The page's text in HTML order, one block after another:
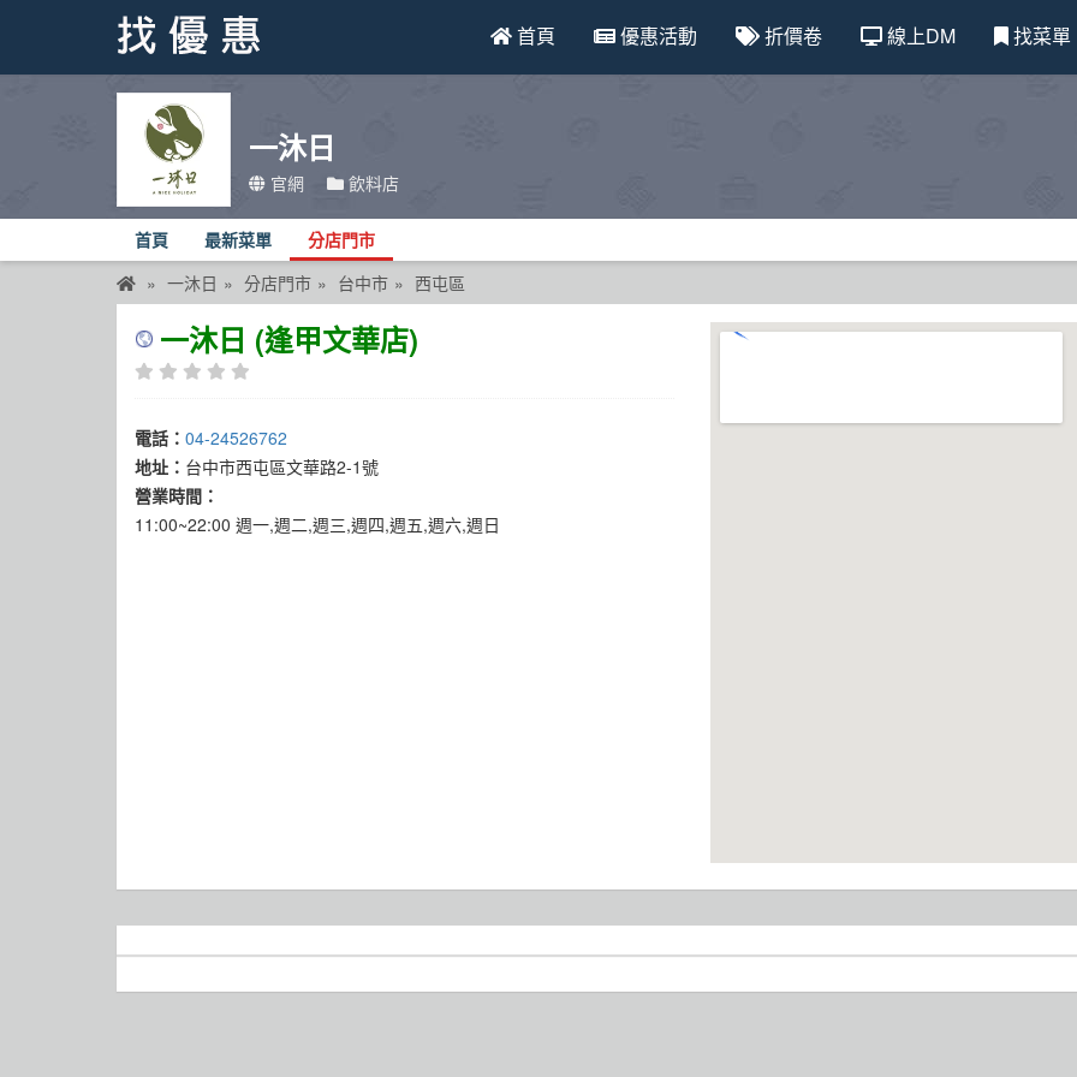
首頁 優惠活動 折價卷 線上DM 找菜單
一沐日
官網 飲料店
首頁 最新菜單 分店門市
一沐日 分店門市 台中市 西屯區
一沐日 (逢甲文華店)
電話： 04-24526762
地址： 台中市西屯區文華路2-1號
營業時間：
11:00~22:00 週一,週二,週三,週四,週五,週六,週日
找優惠